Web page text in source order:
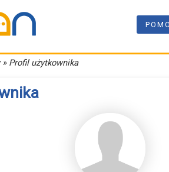
Profil użytkownika